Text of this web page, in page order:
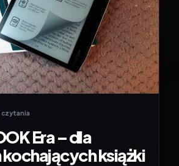
czytania
Era – dla
książki